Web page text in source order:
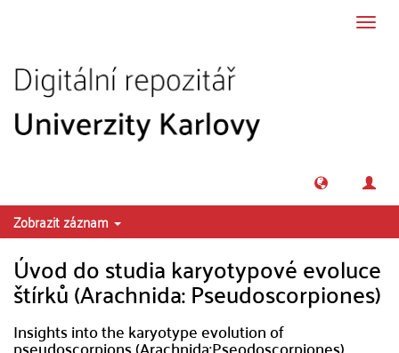
Zobrazit záznam
Úvod do studia karyotypové evoluce
štírků (Arachnida: Pseudoscorpiones)
Insights into the karyotype evolution of